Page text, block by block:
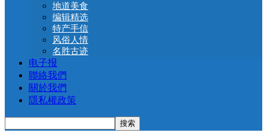
地道美食
编辑精选
特产手信
风俗人情
名胜古迹
电子报
聯絡我們
關於我們
隱私權政策